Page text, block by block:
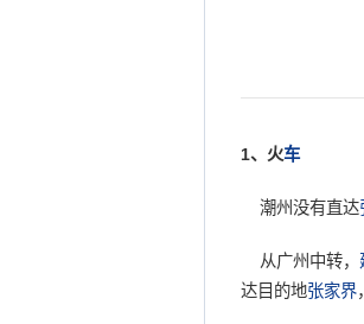
1、火车
潮州没有直达
从广州中转，
达目的地张家界